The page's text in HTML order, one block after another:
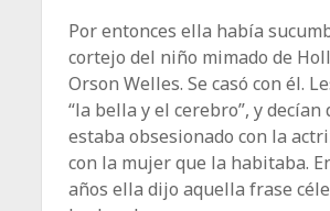
Por entonces ella había
cortejo del niño mimado de
Orson Welles. Se casó con él.
“la bella y el cerebro”, y decían
estaba obsesionado con la
con la mujer que la habitaba.
años ella dijo aquella frase